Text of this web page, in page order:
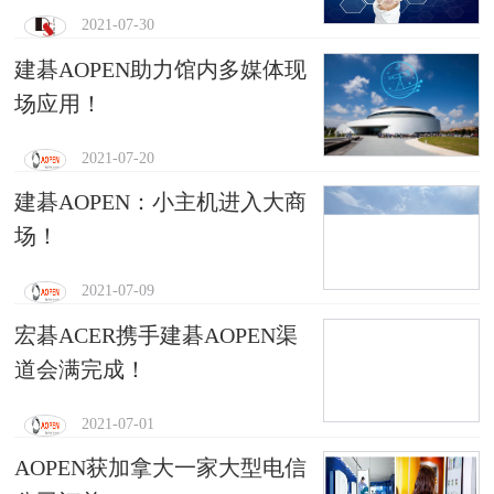
2021-07-30
建碁AOPEN助力馆内多媒体现
场应用！
2021-07-20
建碁AOPEN：小主机进入大商
场！
2021-07-09
宏碁ACER携手建碁AOPEN渠
道会满完成！
2021-07-01
AOPEN获加拿大一家大型电信